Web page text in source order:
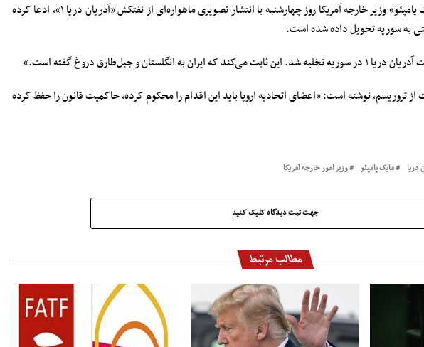
؛ «مایک پامپئو» وزیر خارجه آمریکا روز چهارشنبه با انتشار تصویری ماهواره‌ای از نفتکش «آدریان دریا ۱»، ادعا کرده
به سوریه تحویل داده شده است.
انگلستان و جبل‌طارق دروغ گفته است.»
از تروریسم، نوشته است: «اعضای اتحادیه اروپا باید این اقدام را محکوم کرده، حاکمیت قانون را حفظ کرده
دریا مایک پامپئو وزیر امور خارجه آمریکا
جهت ثبت دیدگاه کلیک کنید
مطالب مرتبط